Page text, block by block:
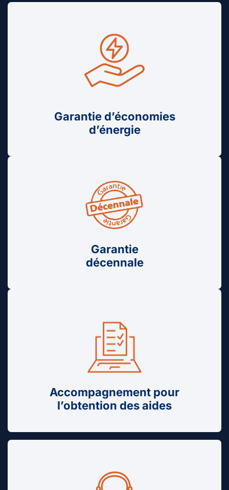
Garantie d’économies
d’énergie
Garantie
décennale
Accompagnement pour
l’obtention des aides